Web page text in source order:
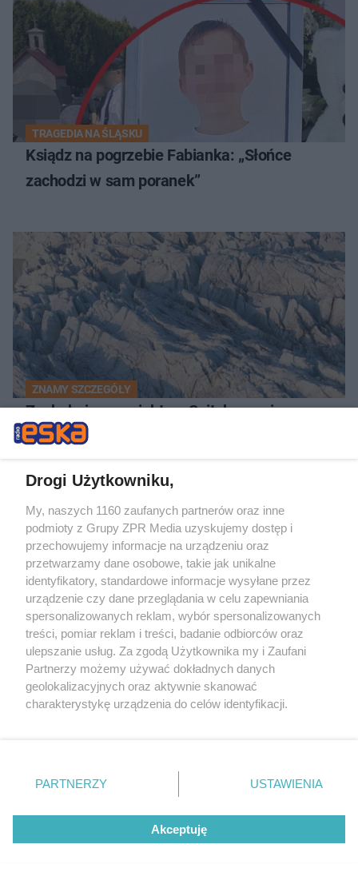
TRAGEDIA NA ŚLĄSKU
Ksiądz na pogrzebie Fabianka: „Słońce
zachodzi w sam poranek”
ZNAMY SZCZEGÓŁY
Zaskakujący projekt na Spitsbergenie.
Organek da wyjątkowy koncert
TRAGICZNY WYPADEK ŚWIĘTOKRZYSKIE
Tragiczny wypadek na DK74 w Łagowie. Nie
żyje jedna osoba, droga jest całkowicie
zablokowana
Drogi Użytkowniku,
My, naszych 1160 zaufanych partnerów oraz inne
podmioty z Grupy ZPR Media uzyskujemy dostęp i
przechowujemy informacje na urządzeniu oraz
przetwarzamy dane osobowe, takie jak unikalne
identyfikatory, standardowe informacje wysyłane przez
urządzenie czy dane przeglądania w celu zapewniania
spersonalizowanych reklam, wybór spersonalizowanych
treści, pomiar reklam i treści, badanie odbiorców oraz
ulepszanie usług. Za zgodą Użytkownika my i Zaufani
Partnerzy możemy używać dokładnych danych
geolokalizacyjnych oraz aktywnie skanować
charakterystykę urządzenia do celów identyfikacji.
zmienić/wycofać klikając przycisk ustawień prywatności
znajdujący się w lewym dolnym rogu strony
rodzaje przetwarzania danych nie wymagają zgody
użytkownika, ale masz prawo sprzeciwić się takiemu
przetwarzaniu. Preferencje będą miały zastosowanie tylko
PARTNERZY USTAWIENIA
Akceptuję